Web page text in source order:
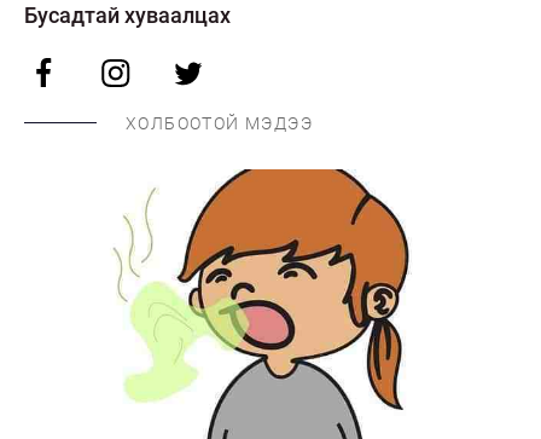
Бусадтай хуваалцах
ХОЛБООТОЙ МЭДЭЭ